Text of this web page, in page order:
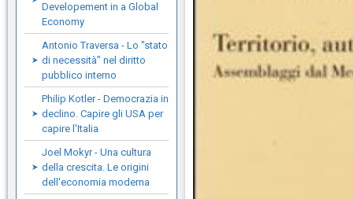
Developement in a Global
Economy
Antonio Traversa - Lo "stato
di necessità" nel diritto
pubblico interno
Philip Kotler - Democrazia in
declino. Capire gli USA per
capire l'Italia
Joel Mokyr - Una cultura
della crescita. Le origini
dell'economia moderna